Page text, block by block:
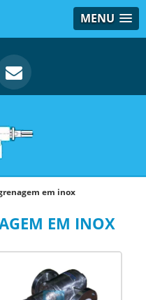
MENU
em inox
EM INOX